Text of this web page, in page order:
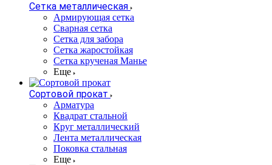
Сетка металлическая
Армирующая сетка
Сварная сетка
Сетка для забора
Сетка жаростойкая
Сетка крученая Манье
Еще
Сортовой прокат
Арматура
Квадрат стальной
Круг металлический
Лента металлическая
Поковка стальная
Еще